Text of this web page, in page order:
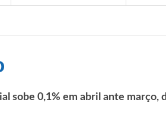
sobe 0,1% em abril ante março,